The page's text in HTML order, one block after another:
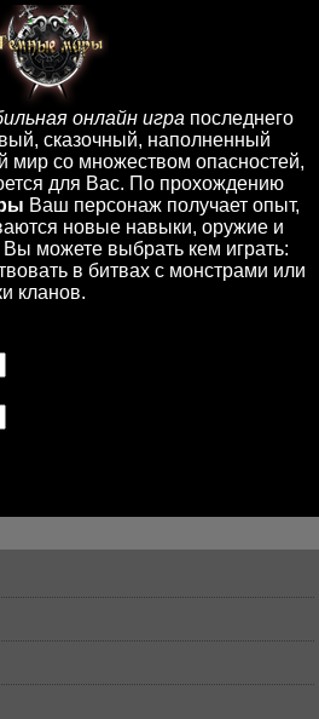
онлайн игра последнего
сказочный, наполненный
мир со множеством опасностей,
для Вас. По прохождению
Ваш персонаж получает опыт,
новые навыки, оружие и
Вы можете выбрать кем играть:
в битвах с монстрами или
кланов.